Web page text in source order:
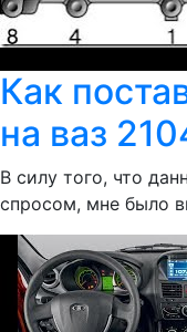
Как
на ваз
В силу того, что
спросом, мне было